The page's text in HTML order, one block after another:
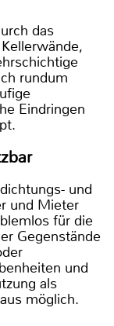
das
rundum
Eindringen
und
und Mieter
für die
Gegenstände
und
als
möglich.